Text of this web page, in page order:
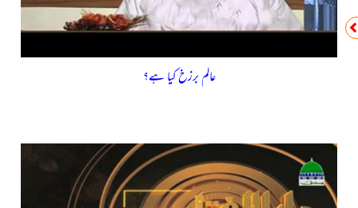
عالم برزخ کیا ہے؟